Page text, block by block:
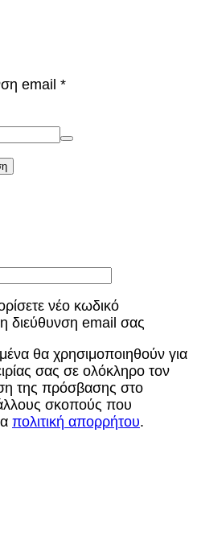
email *Απαιτείται
νέο κωδικό
διεύθυνση email σας
θα χρησιμοποιηθούν για
σας σε ολόκληρο τον
της πρόσβασης στο
σκοπούς που
πολιτική απορρήτου.